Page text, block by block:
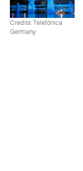
Credits: Telefónica
Germany